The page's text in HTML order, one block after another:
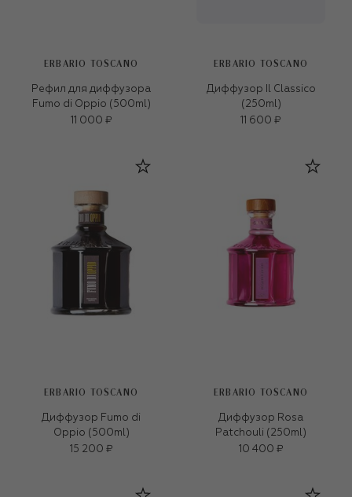
ERBARIO TOSCANO
Рефил для диффузора
Fumo di Oppio (500ml)
11 000 ₽
ERBARIO TOSCANO
Диффузор Il Classico
(250ml)
11 600 ₽
ERBARIO TOSCANO
Диффузор Fumo di
Oppio (500ml)
15 200 ₽
ERBARIO TOSCANO
Диффузор Rosa
Patchouli (250ml)
10 400 ₽